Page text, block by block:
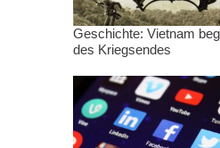
Geschichte: Vietnam
des Kriegsendes